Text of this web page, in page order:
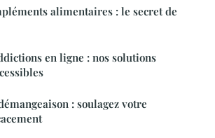
alimentaires : le secret de
en ligne : nos solutions
: soulagez votre